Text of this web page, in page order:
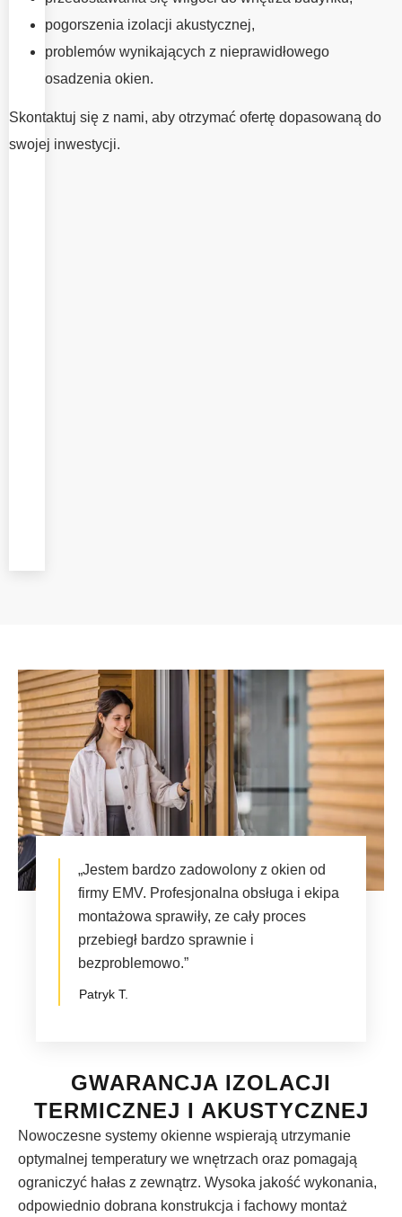
duże znaczenie
jak wybór
właściwych
jakości montażu
zależy
pogorszenia izolacji akustycznej,
problemów wynikających z nieprawidłowego
osadzenia okien.
Skontaktuj się z nami, aby otrzymać ofertę dopasowaną do
swojej inwestycji.
„Jestem bardzo zadowolony z okien od
firmy EMV. Profesjonalna obsługa i ekipa
montażowa sprawiły, ze cały proces
przebiegł bardzo sprawnie i
bezproblemowo.”
Patryk T.
GWARANCJA IZOLACJI
TERMICZNEJ I AKUSTYCZNEJ
Nowoczesne systemy okienne wspierają utrzymanie
optymalnej temperatury we wnętrzach oraz pomagają
ograniczyć hałas z zewnątrz. Wysoka jakość wykonania,
odpowiednio dobrana konstrukcja i fachowy montaż